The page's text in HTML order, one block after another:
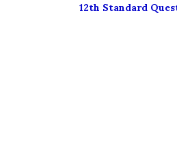
12th Standard